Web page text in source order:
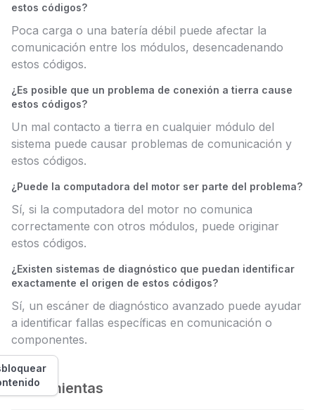
estos códigos?
Poca carga o una batería débil puede afectar la
comunicación entre los módulos, desencadenando
estos códigos.
¿Es posible que un problema de conexión a tierra cause
estos códigos?
Un mal contacto a tierra en cualquier módulo del
sistema puede causar problemas de comunicación y
estos códigos.
¿Puede la computadora del motor ser parte del problema?
Sí, si la computadora del motor no comunica
correctamente con otros módulos, puede originar
estos códigos.
¿Existen sistemas de diagnóstico que puedan identificar
exactamente el origen de estos códigos?
Sí, un escáner de diagnóstico avanzado puede ayudar
a identificar fallas específicas en comunicación o
componentes.
Herramientas